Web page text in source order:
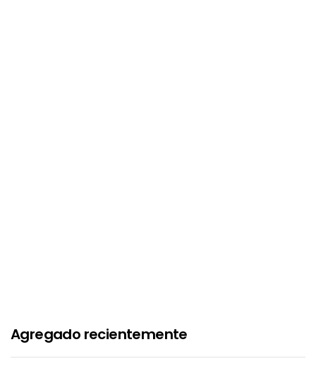
Agregado recientemente